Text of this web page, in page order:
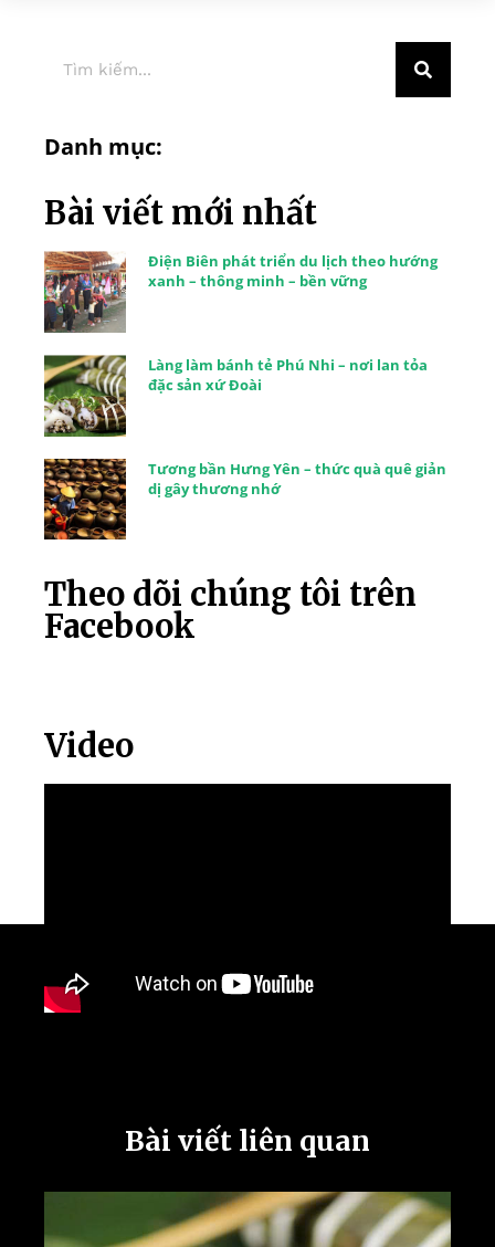
Danh mục:
Bài viết mới nhất
Điện Biên phát triển du lịch theo hướng
xanh – thông minh – bền vững
Làng làm bánh tẻ Phú Nhi – nơi lan tỏa
đặc sản xứ Đoài
Tương bần Hưng Yên – thức quà quê giản
dị gây thương nhớ
Theo dõi chúng tôi trên
Facebook
Video
Bài viết liên quan